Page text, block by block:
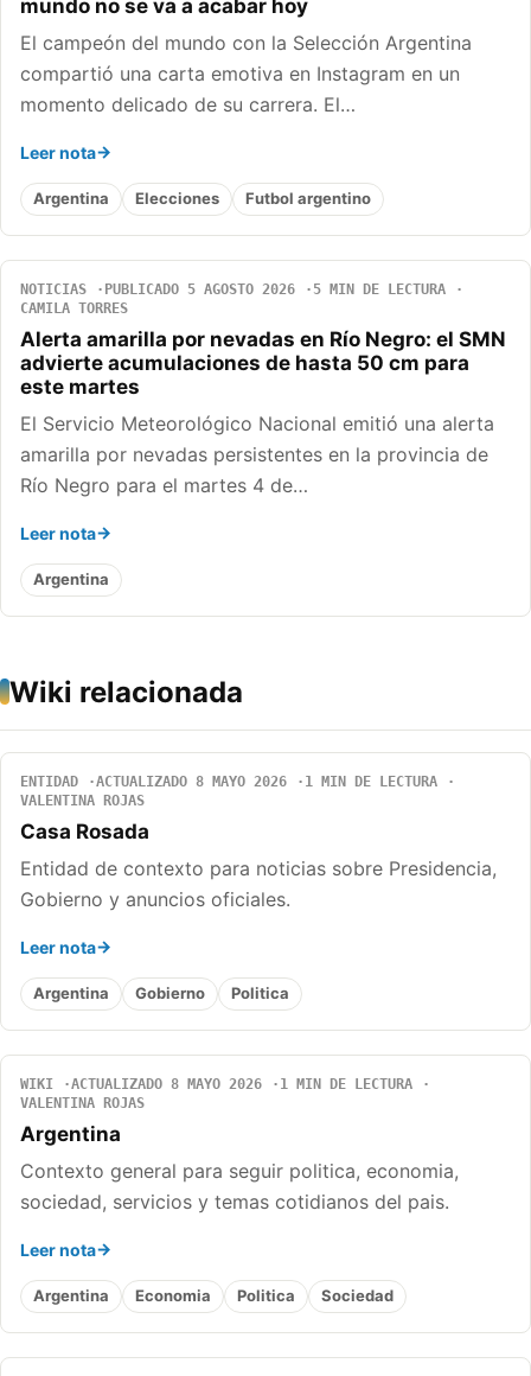
mundo no se va a acabar hoy
El campeón del mundo con la Selección Argentina
compartió una carta emotiva en Instagram en un
momento delicado de su carrera. El…
Leer nota
Argentina Elecciones Futbol argentino
NOTICIAS PUBLICADO 5 AGOSTO 2026
5 MIN DE LECTURA
CAMILA TORRES
Alerta amarilla por nevadas en Río Negro: el SMN
advierte acumulaciones de hasta 50 cm para
este martes
El Servicio Meteorológico Nacional emitió una alerta
amarilla por nevadas persistentes en la provincia de
Río Negro para el martes 4 de…
Leer nota
Argentina
Wiki relacionada
ENTIDAD ACTUALIZADO 8 MAYO 2026
1 MIN DE LECTURA
VALENTINA ROJAS
Casa Rosada
Entidad de contexto para noticias sobre Presidencia,
Gobierno y anuncios oficiales.
Leer nota
Argentina Gobierno Politica
WIKI ACTUALIZADO 8 MAYO 2026
1 MIN DE LECTURA
VALENTINA ROJAS
Argentina
Contexto general para seguir politica, economia,
sociedad, servicios y temas cotidianos del pais.
Leer nota
Argentina Economia Politica Sociedad